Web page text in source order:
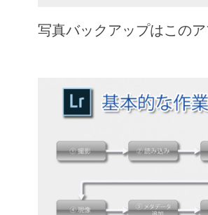
写真バックアップはこのア